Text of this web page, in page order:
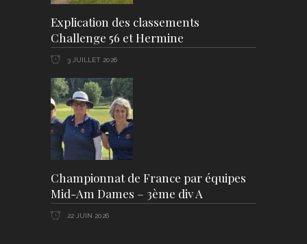
Explication des classements
Challenge 56 et Hermine
3 JUILLET 2026
Championnat de France par équipes
Mid-Am Dames – 3ème div A
22 JUIN 2026